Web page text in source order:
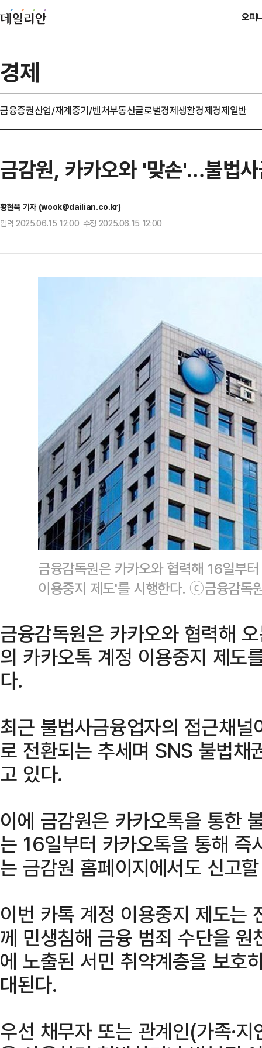
오피
경제
금융증권산업/재계중기/벤처부동산글로벌경제생활경제경제일반
금감원, 카카오와 '맞손'…불법
황현욱 기자 (wook@dailian.co.kr)
입력 2025.06.15 12:00 수정 2025.06.15 12:00
금융감독원은 카카오와 협력해 16일부
이용중지 제도'를 시행한다. ⓒ금융감독
금융감독원은 카카오와 협력해
의 카카오톡 계정 이용중지 제도
다.
최근 불법사금융업자의 접근채
로 전환되는 추세며 SNS 불법채
고 있다.
이에 금감원은 카카오톡을 통한
는 16일부터 카카오톡을 통해 즉
는 금감원 홈페이지에서도 신고
이번 카톡 계정 이용중지 제도는
께 민생침해 금융 범죄 수단을
에 노출된 서민 취약계층을 보호
대된다.
우선 채무자 또는 관계인(가족·